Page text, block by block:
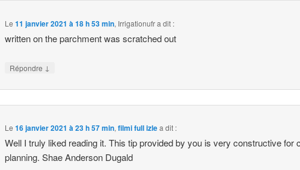
Le11 janvier 2021 à 18 h 53 min, Irrigationufra dit :
written on the parchment was scratched out
Répondre ↓
Le16 janvier 2021 à 23 h 57 min,filmi full izlea dit :
Well I truly liked reading it. This tip provided by you is very constructive for
planning. Shae Anderson Dugald